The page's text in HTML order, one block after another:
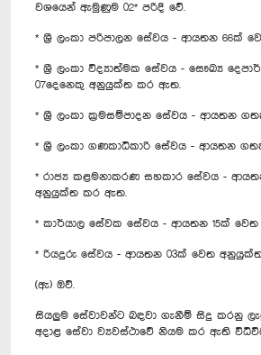
වශයෙන් ඇමුණුම 02* පරිදි වේ.
* ශ්‍රී ලංකා පරිපාලන සේවය - ආයතන 66ක්
* ශ්‍රී ලංකා විද්‍යාත්මක සේවය - සෞඛ්‍ය
07දෙනෙකු අනුයුක්ත කර ඇත.
* ශ්‍රී ලංකා ක්‍රමසම්පාදන සේවය - ආයතන
* ශ්‍රී ලංකා ගණකාධිකාරි සේවය - ආයතන
* රාජ්‍ය කළමනාකරණ සහකාර සේවය -
අනුයුක්ත කර ඇත.
* කාර්යාල සේවක සේවය - ආයතන 15ක්
* රියදුරු සේවය - ආයතන 03ක් වෙත
(ඇ) ඔව්.
සියලුම සේවාවන්ට බඳවා ගැනීම් සිදු කරනු
අදාළ සේවා ව්‍යවස්ථාවේ නියම කර ඇති